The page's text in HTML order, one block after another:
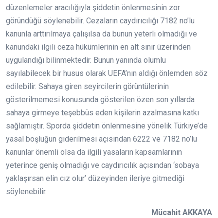
düzenlemeler aracılığıyla şiddetin önlenmesinin zor
göründüğü söylenebilir. Cezaların caydırıcılığı 7182 no’lu
kanunla arttırılmaya çalışılsa da bunun yeterli olmadığı ve
kanundaki ilgili ceza hükümlerinin en alt sınır üzerinden
uygulandığı bilinmektedir. Bunun yanında olumlu
sayılabilecek bir husus olarak UEFA’nın aldığı önlemden söz
edilebilir. Sahaya giren seyircilerin görüntülerinin
gösterilmemesi konusunda gösterilen özen son yıllarda
sahaya girmeye teşebbüs eden kişilerin azalmasına katkı
sağlamıştır. Sporda şiddetin önlenmesine yönelik Türkiye’de
yasal boşluğun giderilmesi açısından 6222 ve 7182 no’lu
kanunlar önemli olsa da ilgili yasaların kapsamlarının
yeterince geniş olmadığı ve caydırıcılık açısından ‘sobaya
yaklaşırsan elin cız olur’ düzeyinden ileriye gitmediği
söylenebilir.
Mücahit AKKAYA